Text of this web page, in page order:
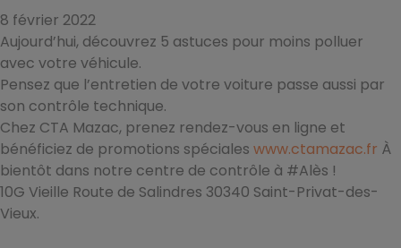
8 février 2022
Aujourd’hui, découvrez 5 astuces pour moins polluer
avec votre véhicule.
Pensez que l’entretien de votre voiture passe aussi par
son contrôle technique.
Chez CTA Mazac, prenez rendez-vous en ligne et
bénéficiez de promotions spéciales www.ctamazac.fr À
bientôt dans notre centre de contrôle à #Alès !
10G Vieille Route de Salindres 30340 Saint-Privat-des-
Vieux.